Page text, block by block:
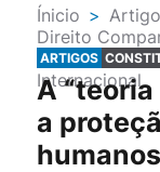
Ínicio >
Direito
Direitos
Internacional
ARTIGOS
A
a
humanos